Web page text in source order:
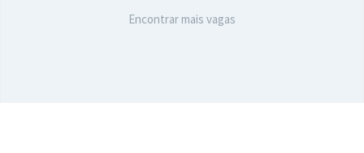
Encontrar mais vagas